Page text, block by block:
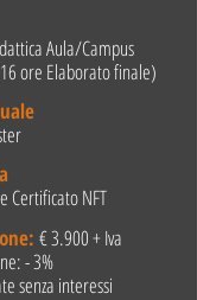
Aula/Campus
ore Elaborato finale)
Certificato NFT
€ 3.900 + Iva
- 3%
senza interessi